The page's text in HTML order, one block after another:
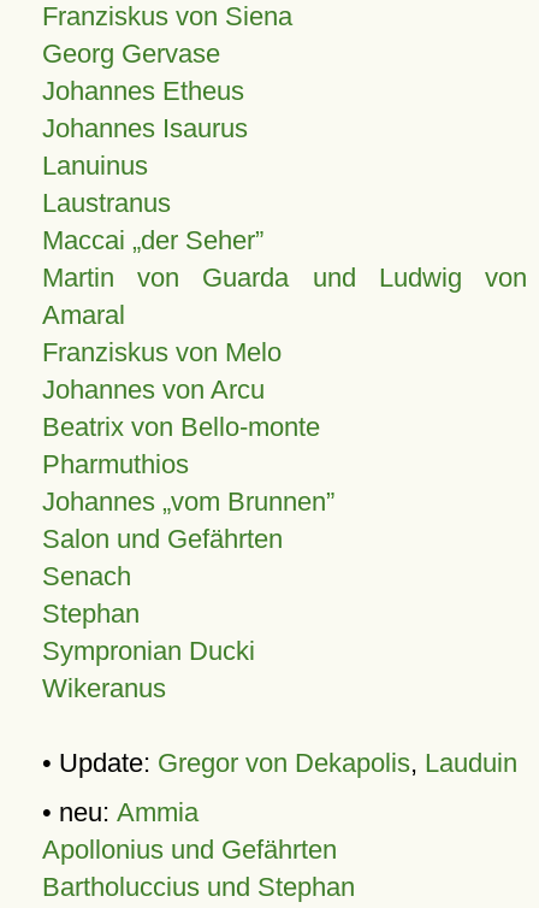
Franziskus von Siena
Georg Gervase
Johannes Etheus
Johannes Isaurus
Lanuinus
Laustranus
Maccai „der Seher”
Martin von Guarda und Ludwig von
Amaral
Franziskus von Melo
Johannes von Arcu
Beatrix von Bello-monte
Pharmuthios
Johannes vom Brunnen
Salon und Gefährten
Senach
Stephan
Sympronian Ducki
Wikeranus
• Update: Gregor von Dekapolis, Lauduin
• neu: Ammia
Apollonius und Gefährten
Bartholuccius und Stephan